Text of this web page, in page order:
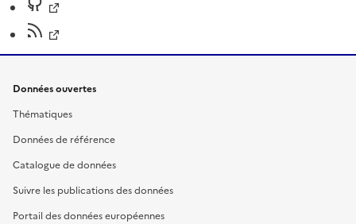
Données ouvertes
Thématiques
Données de référence
Catalogue de données
Suivre les publications des données
Portail des données européennes